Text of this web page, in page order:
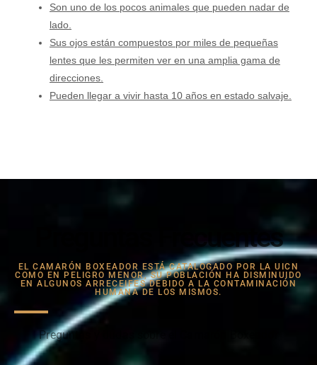
Son uno de los pocos animales que pueden nadar de
lado.
Sus ojos están compuestos por miles de pequeñas
lentes que les permiten ver en una amplia gama de
direcciones.
Pueden llegar a vivir hasta 10 años en estado salvaje.
Preguntas Frecuentes
EL CAMARÓN BOXEADOR ESTÁ CATALOGADO POR LA UICN
COMO EN PELIGRO MENOR, SU POBLACIÓN HA DISMINUIDO
EN ALGUNOS ARRECEIFES DEBIDO A LA CONTAMINACIÓN
HUMANA DE LOS MISMOS.
Preguntas y dudas sobre el Camarón Boxeador